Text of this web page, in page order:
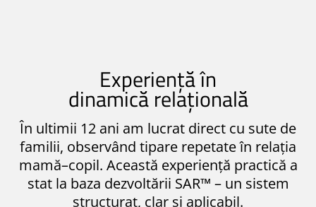
Experiență în
dinamică relațională
În ultimii 12 ani am lucrat direct cu sute de
familii, observând tipare repetate în relația
mamă–copil. Această experiență practică a
stat la baza dezvoltării SAR™ – un sistem
structurat, clar și aplicabil.